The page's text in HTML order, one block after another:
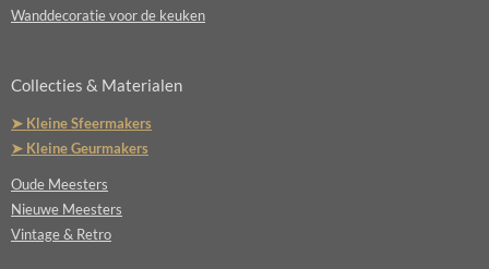
Wanddecoratie voor de keuken
Collecties & Materialen
➤ Kleine Sfeermakers
➤ Kleine Geurmakers
Oude Meesters
Nieuwe Meesters
Vintage & Retro